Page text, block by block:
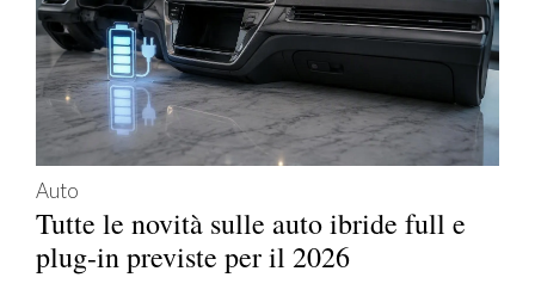
Auto
Tutte le novità sulle auto ibride full e
plug-in previste per il 2026